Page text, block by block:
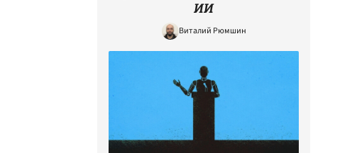
ИИ
Виталий Рюмшин